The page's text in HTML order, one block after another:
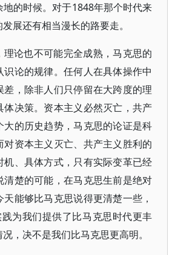
的时候。对于1848年那个时代来
展还有相当漫长的路要走。
理论也不可能完全成熟，马克思的
论的规律。任何人在具体操作中
差，除非人们只停留在大跨度的理
体决策。资本主义必然灭亡，共产
大的历史趋势，马克思的论证是科
对资本主义灭亡、共产主义胜利的
机、具体方式，只有实际变革已经
清楚的可能，在马克思生前是绝对
能够比马克思说得更清楚一些，
为我们提供了比马克思时代更丰
，决不是我们比马克思更高明。